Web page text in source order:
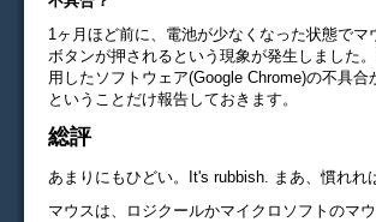
1ヶ月ほど前に、電池が少なくなった状態で
ボタンが押されるという現象が発生しました
用したソフトウェア(Google Chrome)の不具
ということだけ報告しておきます。
総評
あまりにもひどい。It's rubbish. まあ、慣れれ
マウスは、ロジクールかマイクロソフトのマ